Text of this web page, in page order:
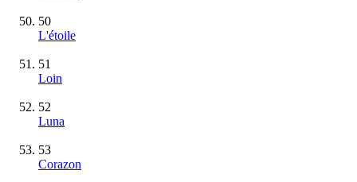
50
L'étoile
51
Loin
52
Luna
53
Corazon